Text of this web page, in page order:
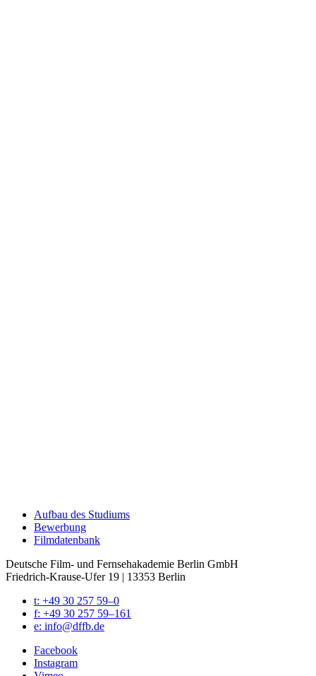
Auf­bau des Stu­di­ums
Bewer­bung
Film­da­ten­bank
Deutsche Film- und Fernseh­akademie Berlin GmbH
Friedrich-Krause-Ufer 19 | 13353 Berlin
t: +49 30 257 59–0
f: +49 30 257 59–161
e: info@​dffb.​de
Face­book
Insta­gram